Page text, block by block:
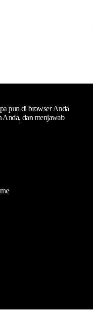
pun di browser Anda
Anda, dan menjawab